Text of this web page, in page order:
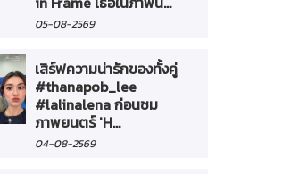
05-08-2569
เสิร์ฟความน่ารักของทั้งคู่
#thanapob_lee
#lalinalena ก่อนชม
ภาพยนตร์ 'H...
04-08-2569